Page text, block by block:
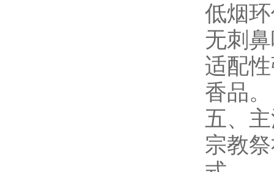
低烟
无刺
适配
香品。
五、
宗教